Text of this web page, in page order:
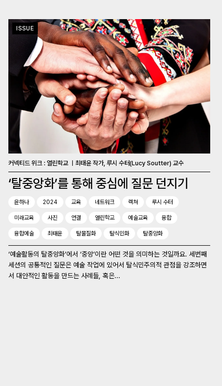
ISSUE
커넥티드 위크 : 열린학교 ㅣ최태윤 작가, 루시 수터(Lucy Soutter) 교수
‘탈중앙화’를 통해 중심에 질문 던지기
윤하나 2024 교육 네트워크 렉쳐 루시 수터
미래교육 사진 연결 열린학교 예술교육 융합
융합예술 최태윤 탈물질화 탈식민화 탈중앙화
‘예술활동의 탈중앙화’에서 ‘중앙’이란 어떤 것을 의미하는 것일까요. 세번째
세션의 공통적인 질문은 예술 작업에 있어서 탈식민주의적 관점을 강조하면
서 대안적인 활동을 만드는 사례들, 혹은...